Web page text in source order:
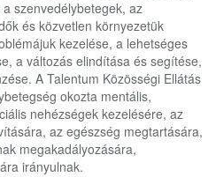
szenvedélybetegek, az
és közvetlen környezetük
kezelése, a lehetséges
a változás elindítása és segítése,
A Talentum Közösségi Ellátás
okozta mentális,
nehézségek kezelésére, az
az egészség megtartására,
megakadályozására,
irányulnak.